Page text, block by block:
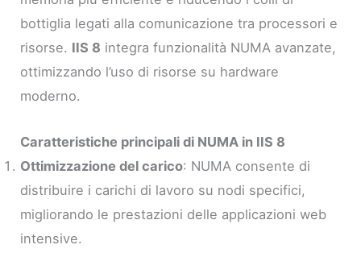
bottiglia legati alla comunicazione tra processori e
risorse. IIS 8 integra funzionalità NUMA avanzate,
ottimizzando l’uso di risorse su hardware
moderno.
Caratteristiche principali di NUMA in IIS 8
Ottimizzazione del carico: NUMA consente di
distribuire i carichi di lavoro su nodi specifici,
migliorando le prestazioni delle applicazioni web
intensive.